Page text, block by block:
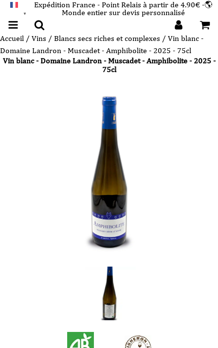
▼
Expédition France - Point Relais à partir de 4.90€ -🌎
Monde entier sur devis personnalisé
Accueil / Vins / Blancs secs riches et complexes / Vin blanc -
Domaine Landron - Muscadet - Amphibolite - 2025 - 75cl
Vin blanc - Domaine Landron - Muscadet - Amphibolite - 2025 -
75cl